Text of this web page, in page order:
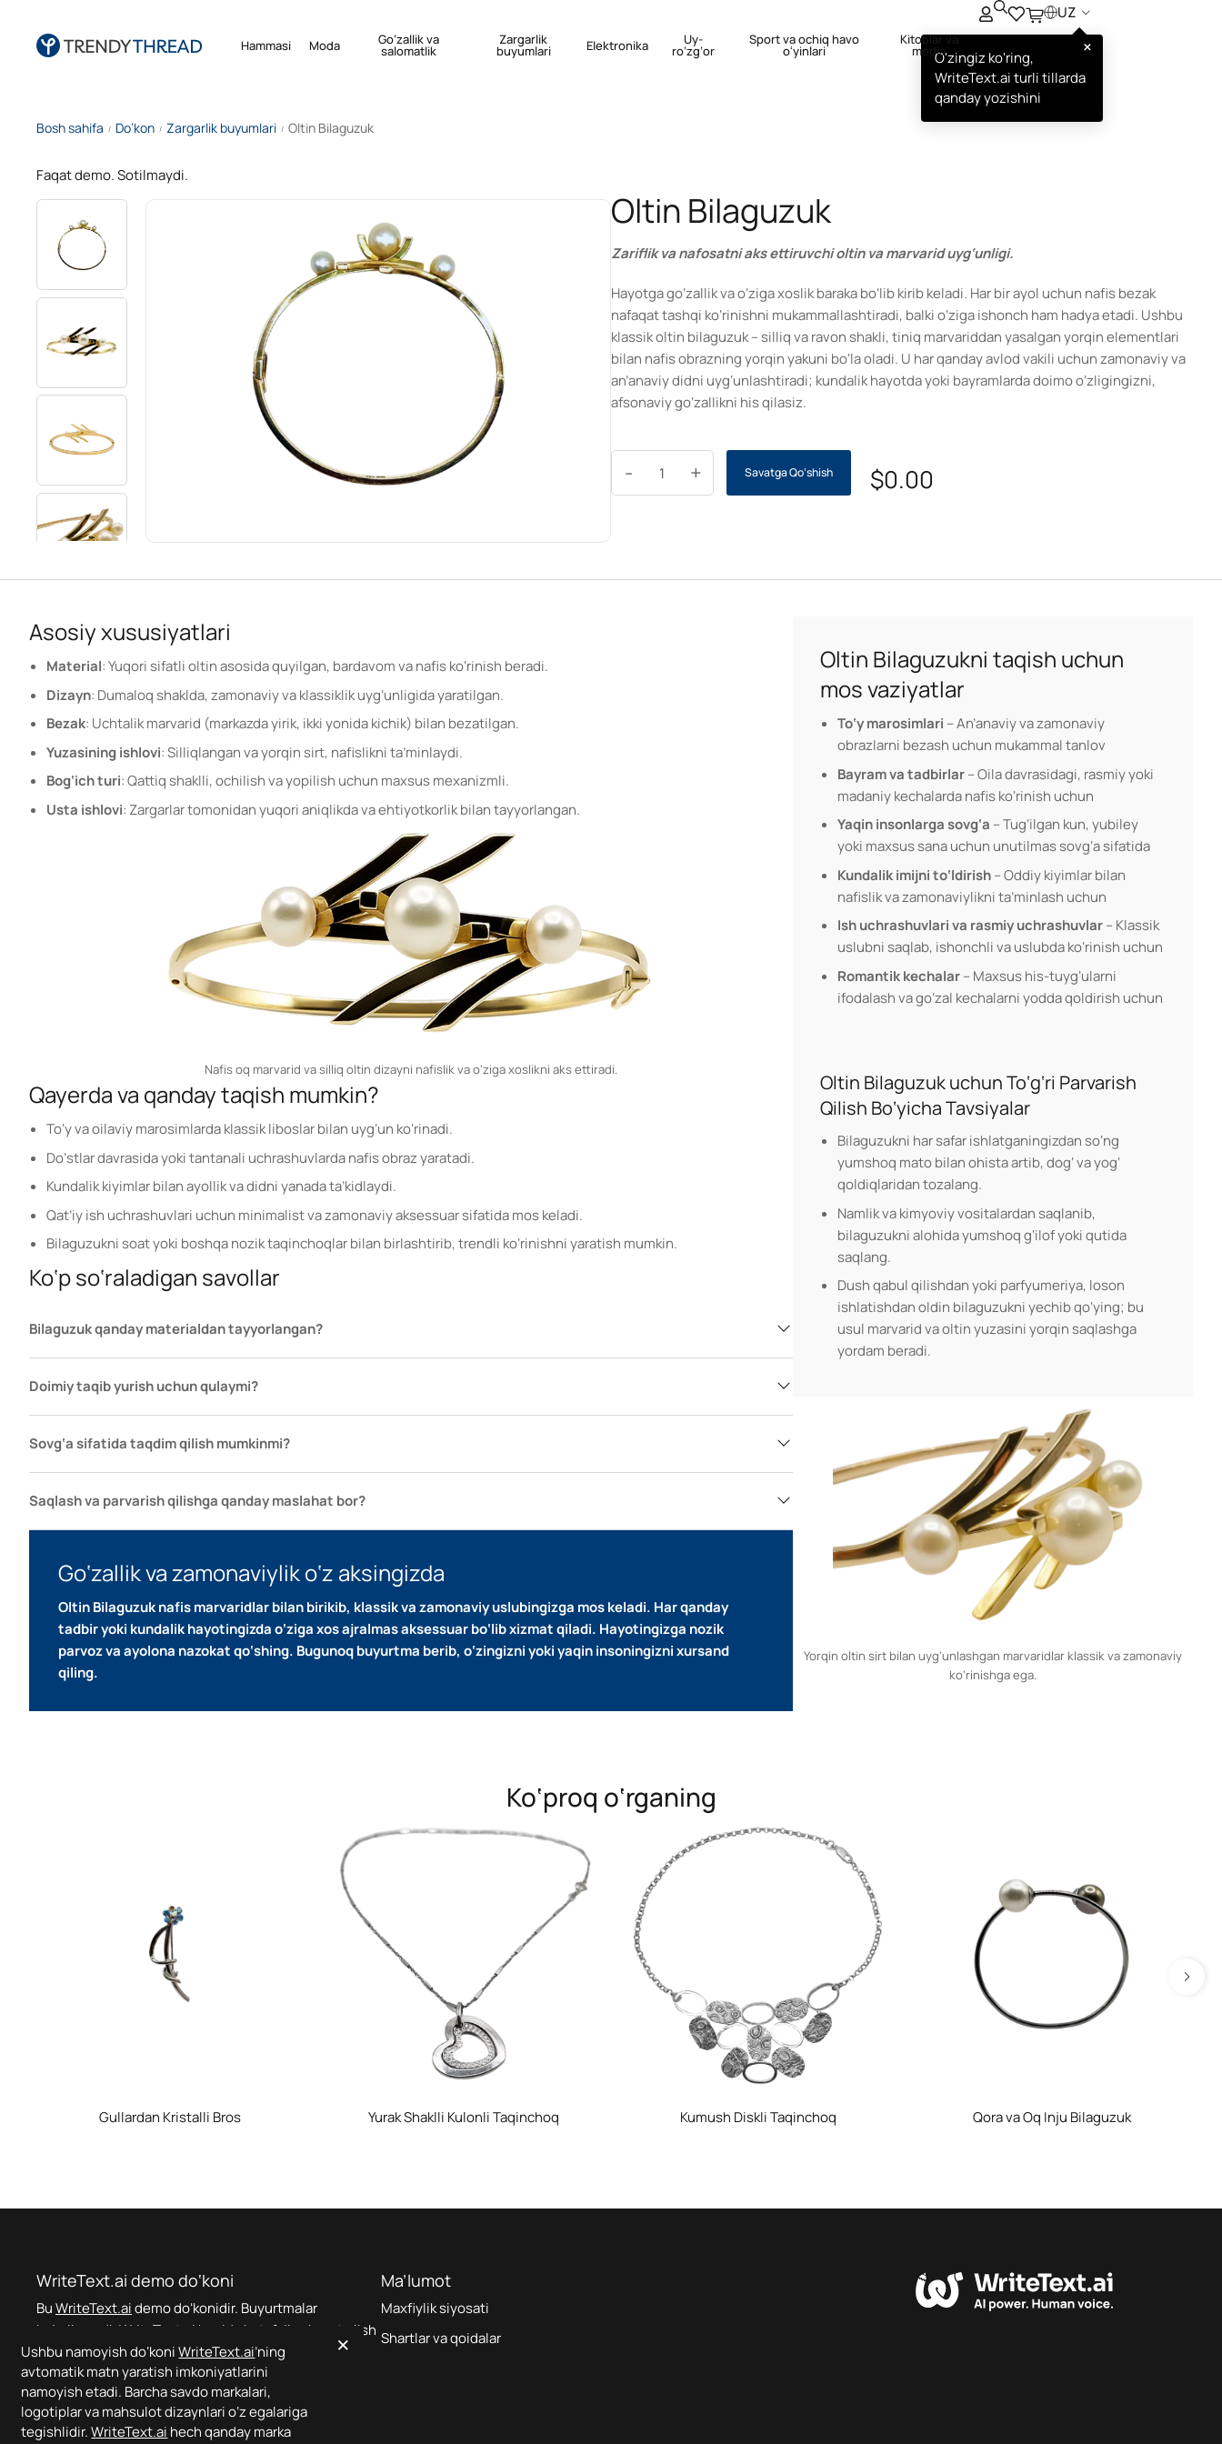
Hammasi Moda Go‘zallik va
salomatlik
Zargarlik
buyumlari Elektronika Uy-
ro‘zg‘or
Sport va ochiq havo
oʻyinlari
Kitoblar va
media
UZ
×
O'zingiz ko'ring,
WriteText.ai turli tillarda
qanday yozishini
Bosh sahifa / Do’kon / Zargarlik buyumlari / Oltin Bilaguzuk
Faqat demo. Sotilmaydi.
Oltin Bilaguzuk
Zariflik va nafosatni aks ettiruvchi oltin va marvarid uyg‘unligi.
Hayotga go‘zallik va o‘ziga xoslik baraka bo‘lib kirib keladi. Har bir ayol uchun nafis bezak
nafaqat tashqi ko‘rinishni mukammallashtiradi, balki o‘ziga ishonch ham hadya etadi. Ushbu
klassik oltin bilaguzuk – silliq va ravon shakli, tiniq marvariddan yasalgan yorqin elementlari
bilan nafis obrazning yorqin yakuni bo‘la oladi. U har qanday avlod vakili uchun zamonaviy va
an’anaviy didni uyg‘unlashtiradi; kundalik hayotda yoki bayramlarda doimo o‘zligingizni,
afsonaviy go‘zallikni his qilasiz.
+
- Savatga Qo‘shish $0.00
Asosiy xususiyatlari
Material: Yuqori sifatli oltin asosida quyilgan, bardavom va nafis ko‘rinish beradi.
Dizayn: Dumaloq shaklda, zamonaviy va klassiklik uyg‘unligida yaratilgan.
Bezak: Uchtalik marvarid (markazda yirik, ikki yonida kichik) bilan bezatilgan.
Yuzasining ishlovi: Silliqlangan va yorqin sirt, nafislikni ta’minlaydi.
Bog‘ich turi: Qattiq shaklli, ochilish va yopilish uchun maxsus mexanizmli.
Usta ishlovi: Zargarlar tomonidan yuqori aniqlikda va ehtiyotkorlik bilan tayyorlangan.
Nafis oq marvarid va silliq oltin dizayni nafislik va o‘ziga xoslikni aks ettiradi.
Qayerda va qanday taqish mumkin?
To‘y va oilaviy marosimlarda klassik liboslar bilan uyg‘un ko‘rinadi.
Do‘stlar davrasida yoki tantanali uchrashuvlarda nafis obraz yaratadi.
Kundalik kiyimlar bilan ayollik va didni yanada ta’kidlaydi.
Qat’iy ish uchrashuvlari uchun minimalist va zamonaviy aksessuar sifatida mos keladi.
Bilaguzukni soat yoki boshqa nozik taqinchoqlar bilan birlashtirib, trendli ko‘rinishni yaratish mumkin.
Ko‘p so‘raladigan savollar
Bilaguzuk qanday materialdan tayyorlangan?
Doimiy taqib yurish uchun qulaymi?
Sovg‘a sifatida taqdim qilish mumkinmi?
Saqlash va parvarish qilishga qanday maslahat bor?
Go‘zallik va zamonaviylik o‘z aksingizda
Oltin Bilaguzuk nafis marvaridlar bilan birikib, klassik va zamonaviy uslubingizga mos keladi. Har qanday
tadbir yoki kundalik hayotingizda o‘ziga xos ajralmas aksessuar bo‘lib xizmat qiladi. Hayotingizga nozik
parvoz va ayolona nazokat qo‘shing. Bugunoq buyurtma berib, o‘zingizni yoki yaqin insoningizni xursand
qiling.
Oltin Bilaguzukni taqish uchun
mos vaziyatlar
To‘y marosimlari – An’anaviy va zamonaviy
obrazlarni bezash uchun mukammal tanlov
Bayram va tadbirlar– Oila davrasidagi, rasmiy yoki
madaniy kechalarda nafis ko‘rinish uchun
Yaqin insonlarga sovg‘a – Tug‘ilgan kun, yubiley
yoki maxsus sana uchun unutilmas sovg‘a sifatida
Kundalik imijni to‘ldirish– Oddiy kiyimlar bilan
nafislik va zamonaviylikni ta’minlash uchun
Ish uchrashuvlari va rasmiy uchrashuvlar– Klassik
uslubni saqlab, ishonchli va uslubda ko‘rinish uchun
Romantik kechalar– Maxsus his-tuyg‘ularni
ifodalash va go‘zal kechalarni yodda qoldirish uchun
Oltin Bilaguzuk uchun To‘g‘ri Parvarish
Qilish Bo‘yicha Tavsiyalar
Bilaguzukni har safar ishlatganingizdan so‘ng
yumshoq mato bilan ohista artib, dog‘ va yog‘
qoldiqlaridan tozalang.
Namlik va kimyoviy vositalardan saqlanib,
bilaguzukni alohida yumshoq g‘ilof yoki qutida
saqlang.
Dush qabul qilishdan yoki parfyumeriya, loson
ishlatishdan oldin bilaguzukni yechib qo‘ying; bu
usul marvarid va oltin yuzasini yorqin saqlashga
yordam beradi.
Yorqin oltin sirt bilan uyg‘unlashgan marvaridlar klassik va zamonaviy
ko‘rinishga ega.
Ko‘proq o‘rganing
Gullardan Kristalli Bros Yurak Shaklli Kulonli Taqinchoq Kumush Diskli Taqinchoq Qora va Oq Inju Bilaguzuk
WriteText.ai demo do‘koni
BuWriteText.aidemo doʻkonidir. Buyurtmalar
bajarilmaydi. WriteText.ai haqida batafsil axborot olish
uchunbu yerni bosing.
Ma’lumot
Maxfiylik siyosati
Shartlar va qoidalar
Ushbu namoyish do‘koniWriteText.ai’ning
avtomatik matn yaratish imkoniyatlarini
namoyish etadi. Barcha savdo markalari,
logotiplar va mahsulot dizaynlari o‘z egalariga
tegishlidir.WriteText.ai hech qanday marka
×